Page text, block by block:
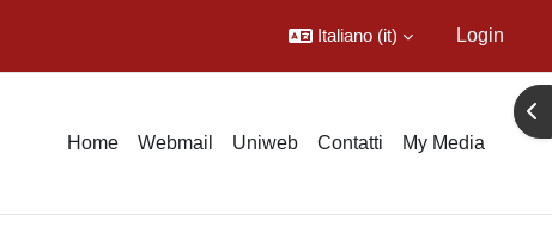
Italiano ‎(it)‎ Login
Home Webmail Uniweb Contatti My Media